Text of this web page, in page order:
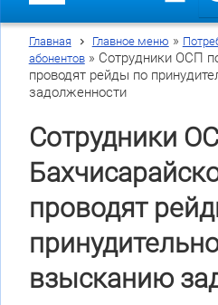
Главная Главное меню »
абонентов» Сотрудники ОСП
проводят рейды по
задолженности
Сотрудники
проводят
взысканию